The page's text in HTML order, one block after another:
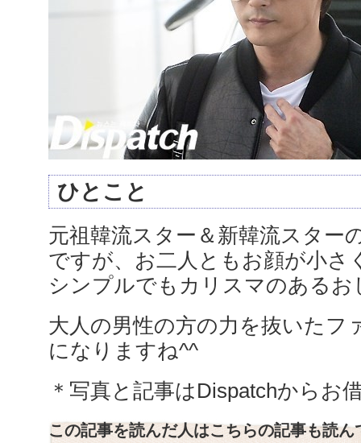
ひとこと
元祖韓流スター＆新韓流スター
ですが、お二人ともお顔が小さ
シンプルでもカリスマのある
大人の男性の方の力を抜いたフ
になりますね^^
＊写真と記事はDispatchからお
この記事を読んだ人はこちらの記事も読ん